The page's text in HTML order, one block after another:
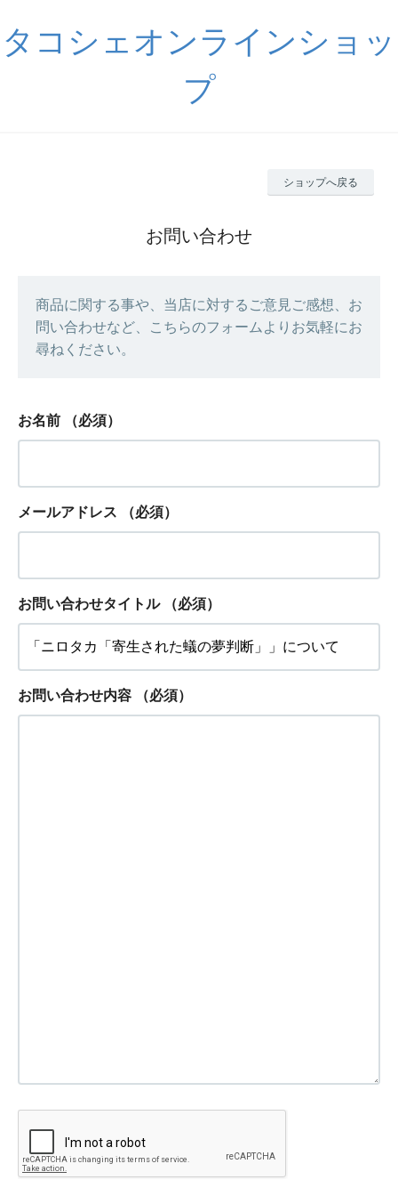
タコシェオンラインショッ
プ
ショップへ戻る
お問い合わせ
商品に関する事や、当店に対するご意見ご感想、お
問い合わせなど、こちらのフォームよりお気軽にお
尋ねください。
お名前 （必須）
メールアドレス （必須）
お問い合わせタイトル （必須）
お問い合わせ内容 （必須）